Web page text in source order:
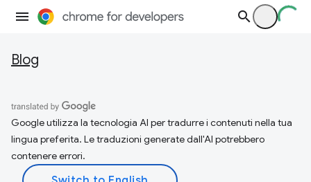
Blog
Google utilizza la tecnologia AI per tradurre i contenuti nella tua
lingua preferita. Le traduzioni generate dall'AI potrebbero
contenere errori.